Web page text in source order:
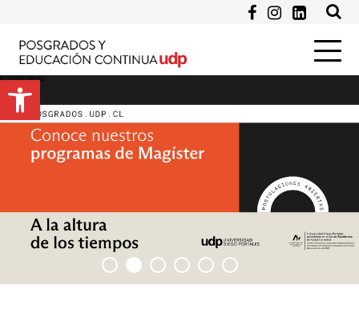
Abrir barra de herramientas
Enviar